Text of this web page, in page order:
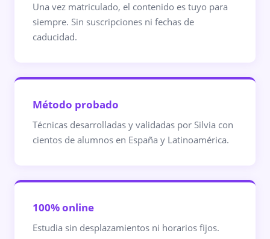
Una vez matriculado, el contenido es tuyo para
siempre. Sin suscripciones ni fechas de
caducidad.
Método probado
Técnicas desarrolladas y validadas por Silvia con
cientos de alumnos en España y Latinoamérica.
100% online
Estudia sin desplazamientos ni horarios fijos.